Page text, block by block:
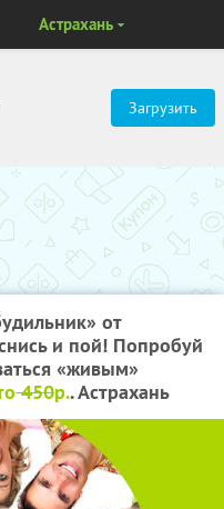
Загрузить
Астрахань
от
и пой! Попробуй
«живым»
450р.. Астрахань